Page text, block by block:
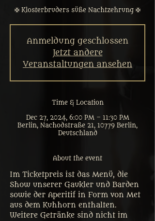
✠ Klosterbruders süße Nachtzehrung ✠
Anmeldung geschlossen
Jetzt andere
Veranstaltungen ansehen
Time & Location
Dec 27, 2024, 6:00 PM – 11:30 PM
Berlin, Nachodstraße 21, 10779 Berlin,
Deutschland
About the event
Im Ticketpreis ist das Menü, die
Show unserer Gaukler und Barden
sowie der Aperitif in Form von Met
aus dem Kuhhorn enthalten.
Weitere Getränke sind nicht im